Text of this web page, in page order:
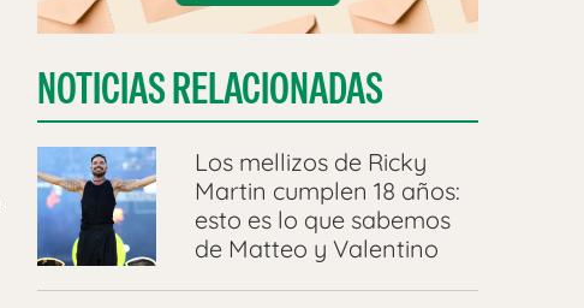
NOTICIAS RELACIONADAS
Los mellizos de Ricky
Martin cumplen 18 años:
esto es lo que sabemos
de Matteo y Valentino